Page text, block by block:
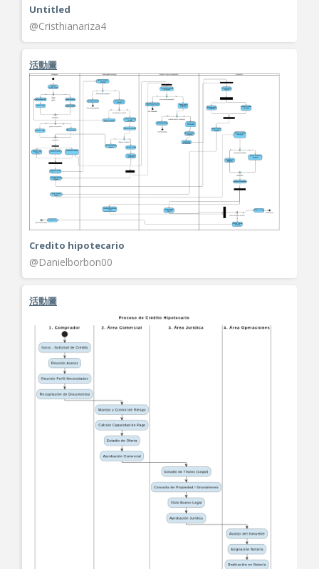
Untitled
@Cristhianariza4
活動圖
Credito hipotecario
@Danielborbon00
活動圖